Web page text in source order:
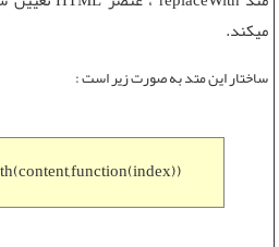
میکند.
ساختار این متد به صورت زیر است :